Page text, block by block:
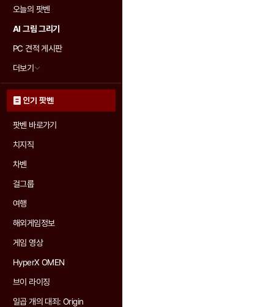
오늘의 팟벤
AI 그림 그리기
PC 견적 게시판
더보기
인기 팟벤
팟벤 바로가기
치지직
차벤
걸그룹
여행
해외게임정보
게임 영상
HyperX OMEN
브이 라이징
일곱 개의 대죄: Origin